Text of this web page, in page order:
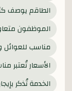
الطاقم يوصف
الموظفون
مناسب للعوائل
الأسعار تُعتبر
الخدمة تُذكر